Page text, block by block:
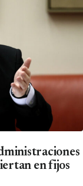
en fijos